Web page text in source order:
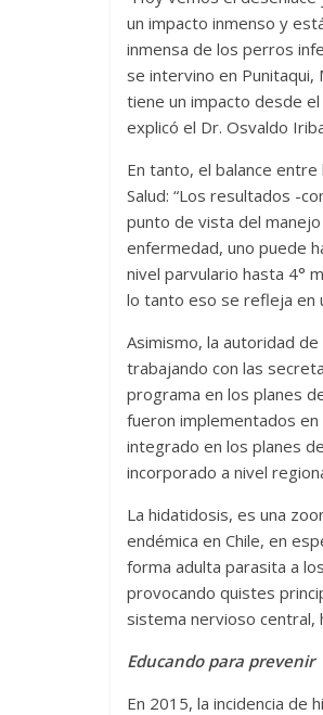
un impacto inmenso y
inmensa de los perros
se intervino en
tiene un impacto desde
explicó el Dr. Osvaldo
En tanto, el balance
Salud: “Los resultados -
punto de vista del
enfermedad, uno puede
nivel parvulario hasta 4°
lo tanto eso se refleja en
Asimismo, la autoridad
trabajando con las
programa en los planes
fueron implementados
integrado en los planes
incorporado a nivel
La hidatidosis, es una
endémica en Chile, en
forma adulta parasita a
provocando quistes
sistema nervioso central,
Educando para prevenir
En 2015, la incidencia de